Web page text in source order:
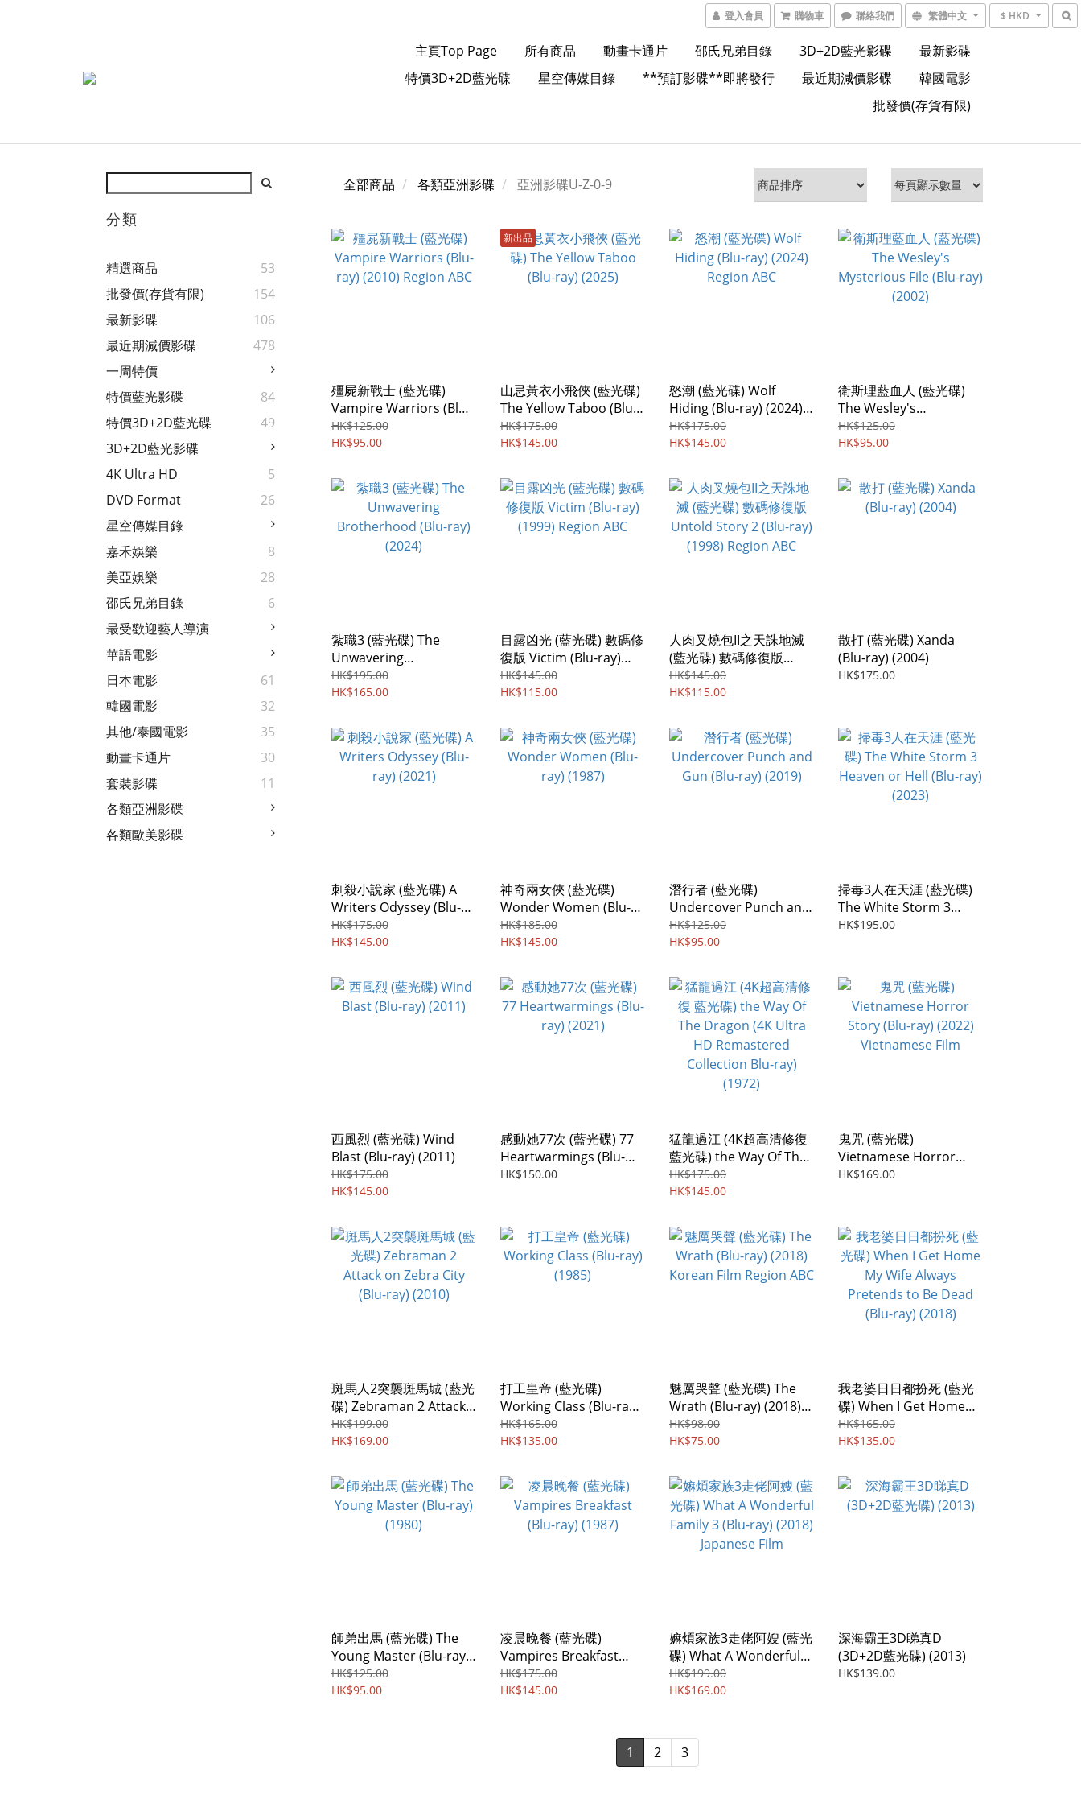
登入會員 購物車 聯絡我們 繁體中文 $ HKD
主頁Top Page 所有商品 動畫卡通片 邵氏兄弟目錄 3D+2D藍光影碟
最新影碟
特價3D+2D藍光碟
星空傳媒目錄 **預訂影碟**即將發行 最近期減價影碟
韓國電影
批發價(存貨有限)
分類
精選商品
53
批發價(存貨有限)
154
最新影碟
106
最近期減價影碟
478
一周特價
特價藍光影碟
84
特價3D+2D藍光碟
49
3D+2D藍光影碟
4K Ultra HD
5
DVD Format
26
星空傳媒目錄
嘉禾娛樂
8
美亞娛樂
28
邵氏兄弟目錄
6
最受歡迎藝人導演
華語電影
日本電影
61
韓國電影
32
其他/泰國電影
35
動畫卡通片
30
套裝影碟
11
各類亞洲影碟
各類歐美影碟
全部商品 各類亞洲影碟 亞洲影碟U-Z-0-9
殭屍新戰士 (藍光碟)
Vampire Warriors (Blu-
ray) (2010) Region ABC
HK$125.00
HK$95.00
新出品
山忌黃衣小飛俠 (藍光碟)
The Yellow Taboo (Blu-
ray) (2025)
HK$175.00
HK$145.00
怒潮 (藍光碟) Wolf
Hiding (Blu-ray) (2024)
Region ABC
HK$175.00
HK$145.00
衛斯理藍血人 (藍光碟)
The Wesley's
Mysterious File (Blu-ray)
(2002)
HK$125.00
HK$95.00
紮職3 (藍光碟) The
Unwavering
Brotherhood (Blu-ray)
(2024)
HK$195.00
HK$165.00
目露凶光 (藍光碟) 數碼修
復版 Victim (Blu-ray)
(1999) Region ABC
HK$145.00
HK$115.00
人肉叉燒包II之天誅地滅
(藍光碟) 數碼修復版
Untold Story 2 (Blu-ray)
(1998) Region ABC
HK$145.00
HK$115.00
散打 (藍光碟) Xanda
(Blu-ray) (2004)
HK$175.00
刺殺小說家 (藍光碟) A
Writers Odyssey (Blu-
ray) (2021)
HK$175.00
HK$145.00
神奇兩女俠 (藍光碟)
Wonder Women (Blu-
ray) (1987)
HK$185.00
HK$145.00
潛行者 (藍光碟)
Undercover Punch and
Gun (Blu-ray) (2019)
HK$125.00
HK$95.00
掃毒3人在天涯 (藍光碟)
The White Storm 3
Heaven or Hell (Blu-ray)
HK$195.00
西風烈 (藍光碟) Wind
Blast (Blu-ray) (2011)
HK$175.00
HK$145.00
感動她77次 (藍光碟) 77
Heartwarmings (Blu-
ray) (2021)
HK$150.00
猛龍過江 (4K超高清修復
藍光碟) the Way Of The
Dragon (4K Ultra HD
Remastered Collection
HK$175.00
HK$145.00
鬼咒 (藍光碟)
Vietnamese Horror
Story (Blu-ray) (2022)
HK$169.00
斑馬人2突襲斑馬城 (藍光
碟) Zebraman 2 Attack
on Zebra City (Blu-ray)
(2010)
HK$199.00
HK$169.00
打工皇帝 (藍光碟)
Working Class (Blu-ray)
(1985)
HK$165.00
HK$135.00
魅厲哭聲 (藍光碟) The
Wrath (Blu-ray) (2018)
Korean Film Region ABC
HK$98.00
HK$75.00
我老婆日日都扮死 (藍光
碟) When I Get Home
My Wife Always
Pretends to Be Dead
HK$165.00
HK$135.00
師弟出馬 (藍光碟) The
Young Master (Blu-ray)
(1980)
HK$125.00
HK$95.00
凌晨晚餐 (藍光碟)
Vampires Breakfast
(Blu-ray) (1987)
HK$175.00
HK$145.00
嫲煩家族3走佬阿嫂 (藍光
碟) What A Wonderful
Family 3 (Blu-ray) (2018)
Japanese Film
HK$199.00
HK$169.00
深海霸王3D睇真D
(3D+2D藍光碟) (2013)
HK$139.00
1 2 3